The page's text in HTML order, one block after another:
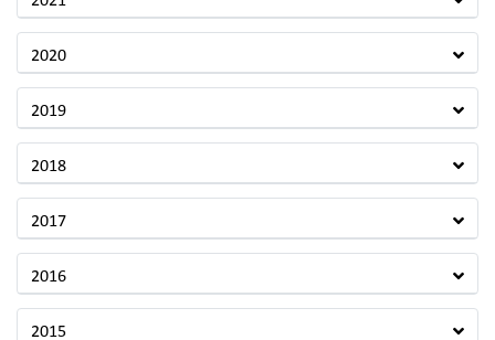
2020
2019
2018
2017
2016
2015